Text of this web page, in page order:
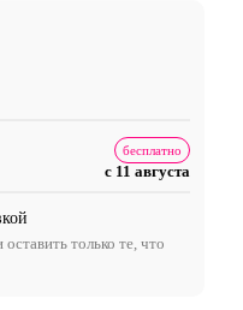
бесплатно
с 11 августа
только те, что